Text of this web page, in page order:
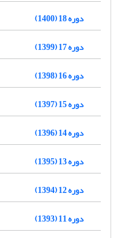
دوره 18 (1400)
دوره 17 (1399)
دوره 16 (1398)
دوره 15 (1397)
دوره 14 (1396)
دوره 13 (1395)
دوره 12 (1394)
دوره 11 (1393)